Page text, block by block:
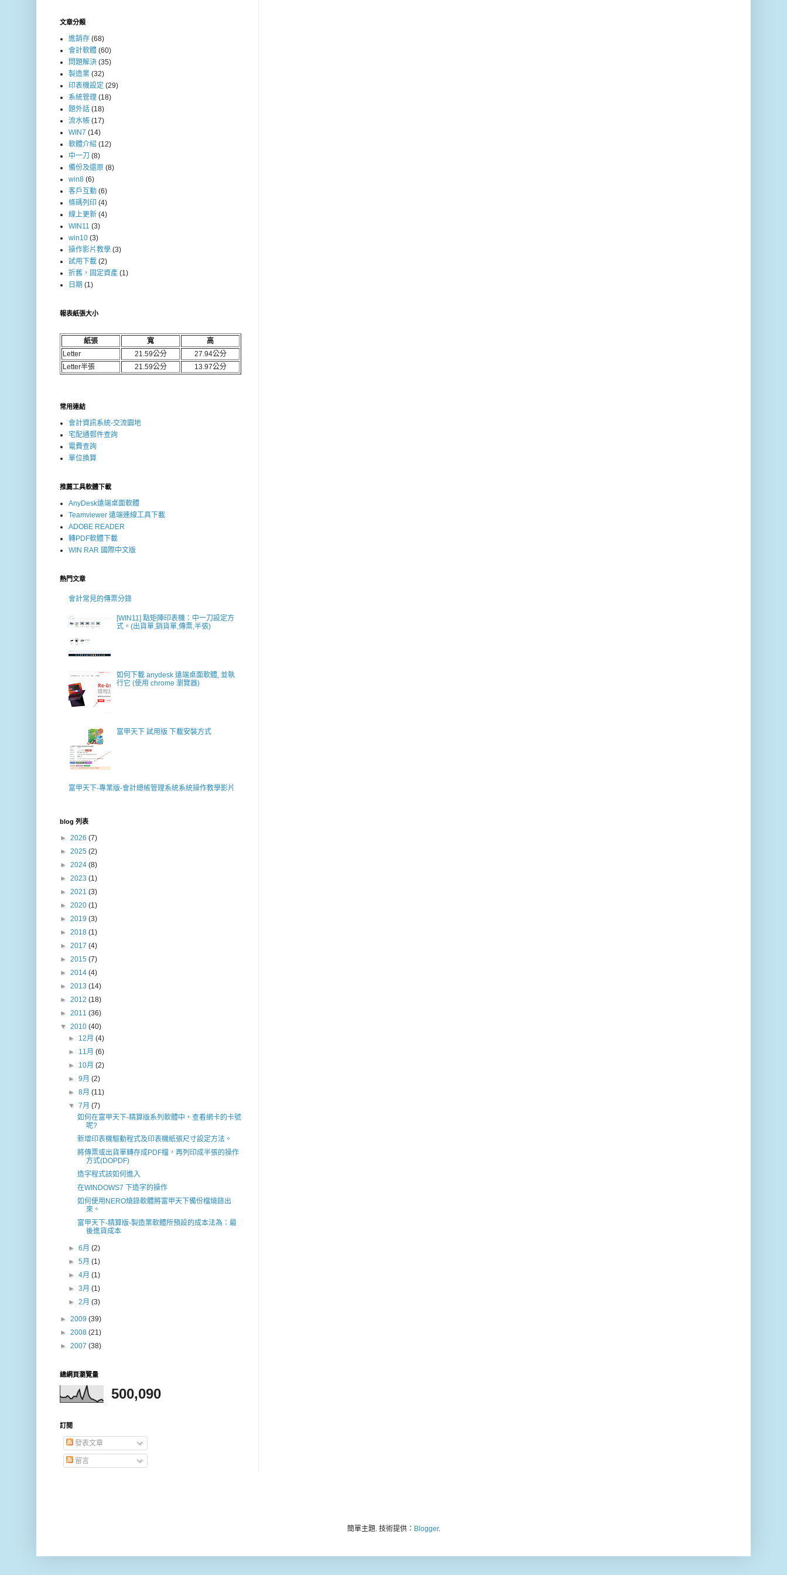
文章分類
進銷存 (68)
會計軟體 (60)
問題解決 (35)
製造業 (32)
印表機設定 (29)
系統管理 (18)
題外話 (18)
流水帳 (17)
WIN7 (14)
軟體介紹 (12)
中一刀 (8)
備份及還原 (8)
win8 (6)
客戶互動 (6)
條碼列印 (4)
線上更新 (4)
WIN11 (3)
win10 (3)
操作影片教學 (3)
試用下載 (2)
折舊，固定資產 (1)
日期 (1)
報表紙張大小
紙張 寬
高
Letter
21.59公分
27.94公分
Letter半張
21.59公分 13.97公分
常用連結
會計資訊系統-交流園地
宅配通郵件查詢
電費查詢
單位換算
推薦工具軟體下載
AnyDesk遠端桌面軟體
Teamviewer 遠端連線工具下載
ADOBE READER
轉PDF軟體下載
WIN RAR 國際中文版
熱門文章
會計常見的傳票分錄
[WIN11] 點矩陣印表機：中一刀設定方
式。(出貨單,銷貨單,傳票,半張)
如何下載 anydesk 遠端桌面軟體, 並執
行它 (使用 chrome 瀏覽器)
富甲天下 試用版 下載安裝方式
富甲天下-專業版-會計總帳管理系統系統操作教學影片
blog 列表
► 2026 (7)
► 2025 (2)
► 2024 (8)
► 2023 (1)
► 2021 (3)
► 2020 (1)
► 2019 (3)
► 2018 (1)
► 2017 (4)
► 2015 (7)
► 2014 (4)
► 2013 (14)
► 2012 (18)
► 2011 (36)
▼ 2010 (40)
► 12月(4)
► 11月(6)
► 10月(2)
►9月(2)
►8月(11)
▼7月(7)
如何在富甲天下-精算版系列軟體中，查看網卡的卡號
呢?
新增印表機驅動程式及印表機紙張尺寸設定方法。
將傳票或出貨單轉存成PDF檔，再列印成半張的操作
方式(DOPDF)
造字程式該如何進入
在WINDOWS7 下造字的操作
如何使用NERO燒錄軟體將富甲天下備份檔燒錄出
來。
富甲天下-精算版-製造業軟體所預設的成本法為：最
後進貨成本
►6月(2)
►5月(1)
►4月(1)
►3月(1)
►2月(3)
► 2009 (39)
► 2008 (21)
► 2007 (38)
總網頁瀏覽量
500,090
訂閱
發表文章
留言
簡單主題. 技術提供： Blogger.